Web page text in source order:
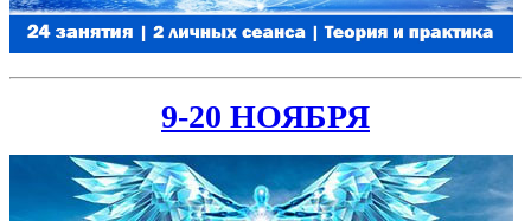
9-20 НОЯБРЯ